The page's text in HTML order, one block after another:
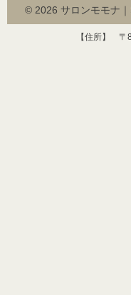
© 2026 サロンモモナ
【住所】 〒